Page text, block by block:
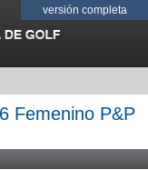
versión completa
Femenino P&P